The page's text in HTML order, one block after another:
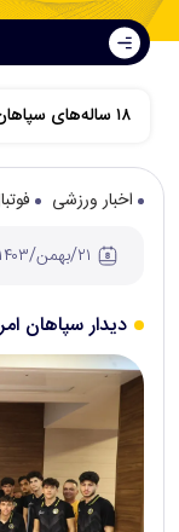
۱۸ ساله‌های سپاهان در آستانه قهرمانی لیگ برتر
اخبار ورزشی
دیدار سپاهان